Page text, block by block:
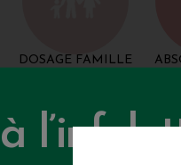
DOSAGE FAMILLE